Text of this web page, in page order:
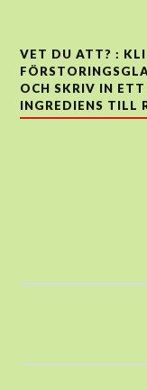
VET DU ATT? :
OCH SKRIV IN
INGREDIENS TILL